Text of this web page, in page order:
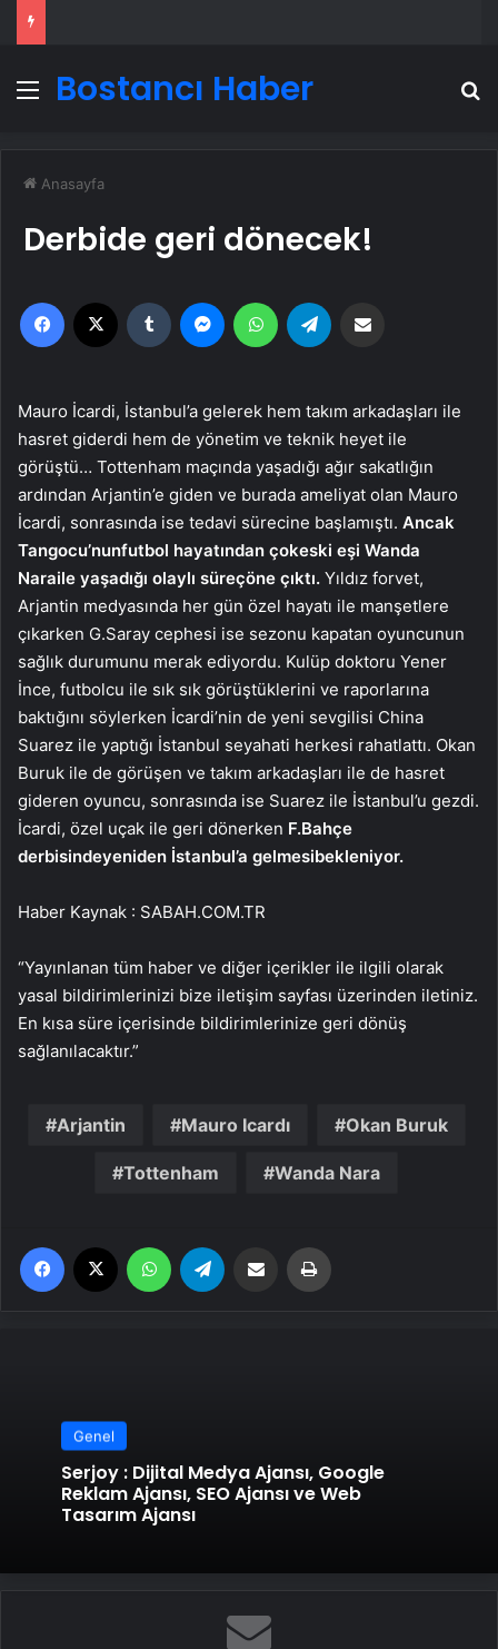
Menü
Bostancı Haber
Anasayfa
Derbide geri dönecek!
Facebook Tumblr MessengerWhatsApp
Mauro İcardi, İstanbul’a gelerek hem takım arkadaşları ile
hasret giderdi hem de yönetim ve teknik heyet ile
görüştü… Tottenham maçında yaşadığı ağır sakatlığın
ardından Arjantin’e giden ve burada ameliyat olan Mauro
İcardi, sonrasında ise tedavi sürecine başlamıştı. Ancak
Tangocu’nunfutbol hayatından çokeski eşi Wanda
Naraile yaşadığı olaylı süreçöne çıktı. Yıldız forvet,
Arjantin medyasında her gün özel hayatı ile manşetlere
çıkarken G.Saray cephesi ise sezonu kapatan oyuncunun
sağlık durumunu merak ediyordu. Kulüp doktoru Yener
İnce, futbolcu ile sık sık görüştüklerini ve raporlarına
baktığını söylerken İcardi’nin de yeni sevgilisi China
Suarez ile yaptığı İstanbul seyahati herkesi rahatlattı. Okan
Buruk ile de görüşen ve takım arkadaşları ile de hasret
gideren oyuncu, sonrasında ise Suarez ile İstanbul’u gezdi.
İcardi, özel uçak ile geri dönerken F.Bahçe
derbisindeyeniden İstanbul’a gelmesibekleniyor.
Haber Kaynak : SABAH.COM.TR
“Yayınlanan tüm haber ve diğer içerikler ile ilgili olarak
yasal bildirimlerinizi bize iletişim sayfası üzerinden iletiniz.
En kısa süre içerisinde bildirimlerinize geri dönüş
sağlanılacaktır.”
Arjantin Mauro Icardı Okan Buruk
Tottenham Wanda Nara
Facebook WhatsApp Email'den paylaş
Genel
Serjoy : Dijital Medya Ajansı, Google
Reklam Ajansı, SEO Ajansı ve Web
Tasarım Ajansı